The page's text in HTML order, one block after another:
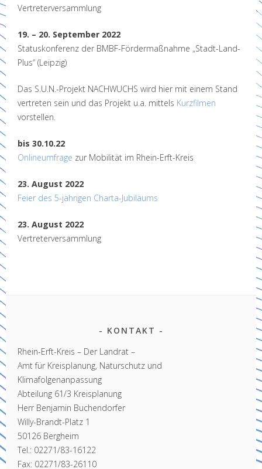
Vertreterversammlung
19. – 20. September 2022
Statuskonferenz der BMBF-Fördermaßnahme „Stadt-Land-
Plus“ (Leipzig)
Das S.U.N.-Projekt NACHWUCHS wird hier mit einem Stand
vertreten sein und das Projekt u.a. mittels Kurzfilmen
vorstellen.
bis 30.10.22
Onlineumfrage zur Mobilität im Rhein-Erft-Kreis
23. August 2022
Feier des 5-jährigen Charta-Jubiläums
23. August 2022
Vertreterversammlung
KONTAKT
Rhein-Erft-Kreis – Der Landrat –
Amt für Kreisplanung, Naturschutz und
Klimafolgenanpassung
Abteilung 61/3 Kreisplanung
Herr Benjamin Buchendorfer
Willy-Brandt-Platz 1
50126 Bergheim
Tel.: 02271/83-16122
Fax: 02271/83-26110